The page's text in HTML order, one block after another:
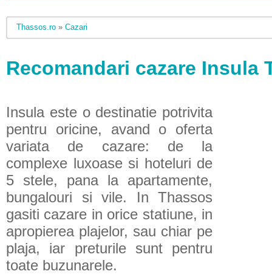
Thassos.ro » Cazari
Recomandari cazare Insula
Insula este o destinatie potrivita
pentru oricine, avand o oferta
variata de cazare: de la
complexe luxoase si hoteluri de
5 stele, pana la apartamente,
bungalouri si vile. In Thassos
gasiti cazare in orice statiune, in
apropierea plajelor, sau chiar pe
plaja, iar preturile sunt pentru
toate buzunarele.